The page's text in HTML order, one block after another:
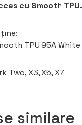
cu Smooth TPU.
TPU 95A White
Two, X3, X5, X7
similare